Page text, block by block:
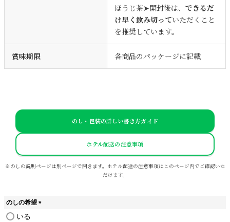
ほうじ茶➤開封後は、 できるだ
け早く飲み切っていただくこと
を推奨しています。
賞味期限 各商品のパッケージに記載
のし・包装の詳しい書き方ガイド
ホテル配送の注意事項
※のしの説明ページは別ページで開きます。ホテル配送の注意事項はこのページ内でご確認いた
だけます。
のしの希望
いる